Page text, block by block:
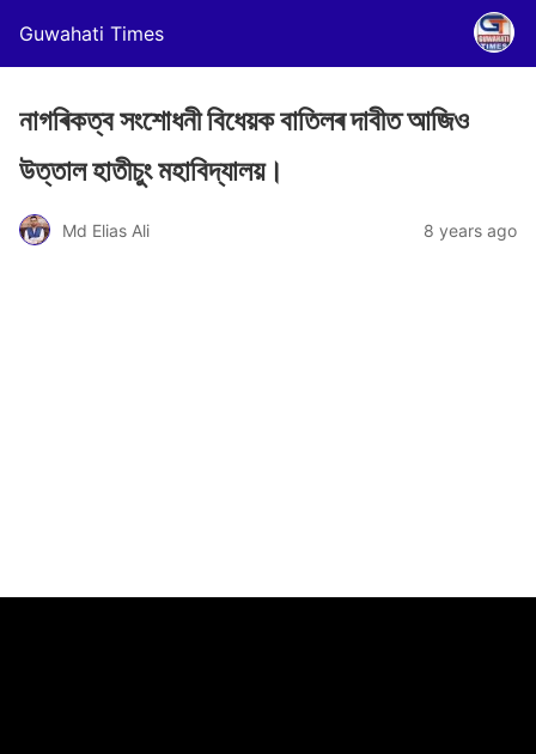
Guwahati Times
নাগৰিকত্ব সংশোধনী বিধেয়ক বাতিলৰ দাবীত আজিও
উত্তাল হাতীচুং মহাবিদ্যালয়।
Md Elias Ali 8 years ago